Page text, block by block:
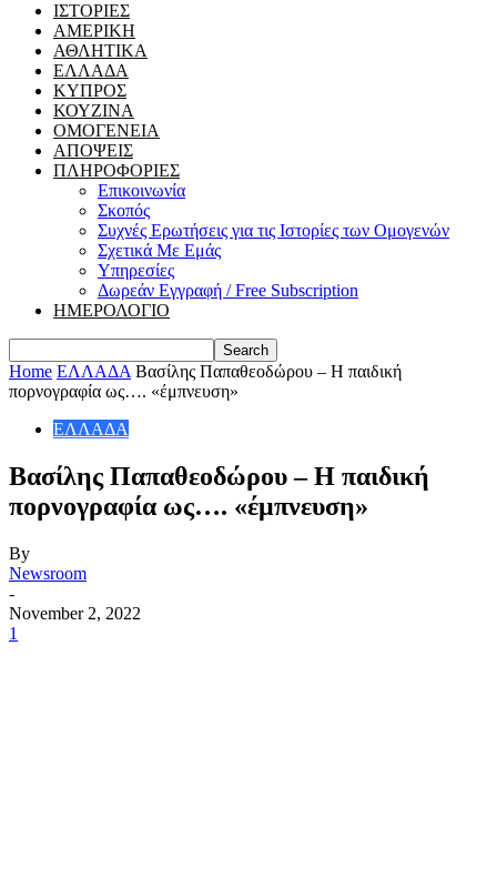
ΙΣΤΟΡΙΕΣ
ΑΜΕΡΙΚΗ
ΑΘΛΗΤΙΚΑ
ΕΛΛΑΔΑ
ΚΥΠΡΟΣ
ΚΟΥΖΙΝΑ
ΟΜΟΓΕΝΕΙΑ
ΑΠΟΨΕΙΣ
ΠΛΗΡΟΦΟΡΙΕΣ
Επικοινωνία
Σκοπός
Συχνές Ερωτήσεις για τις Ιστορίες των Ομογενών
Σχετικά Με Εμάς
Υπηρεσίες
Δωρεάν Εγγραφή / Free Subscription
ΗΜΕΡΟΛΟΓΙΟ
Home ΕΛΛΑΔΑ Βασίλης Παπαθεοδώρου – Η παιδική
πορνογραφία ως…. «έμπνευση»
ΕΛΛΑΔΑ
Βασίλης Παπαθεοδώρου – Η παιδική
πορνογραφία ως…. «έμπνευση»
By
Newsroom
-
November 2, 2022
1